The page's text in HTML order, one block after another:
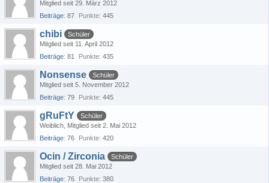
Mitglied seit 29. März 2012
Beiträge 87 Punkte 445
chibi
Schüler
Mitglied seit 11. April 2012
Beiträge 81 Punkte 435
Nonsense
Schüler
Mitglied seit 5. November 2012
Beiträge 79 Punkte 445
gRuFtY
Schüler
Weiblich Mitglied seit 2. Mai 2012
Beiträge 76 Punkte 420
Ocin / Zirconia
Schüler
Mitglied seit 28. Mai 2012
Beiträge 76 Punkte 380